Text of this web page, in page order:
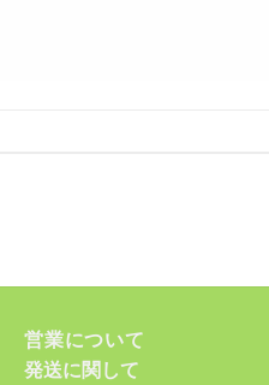
営業について
発送に関して